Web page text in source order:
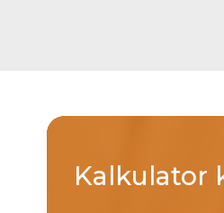
Kalkulator